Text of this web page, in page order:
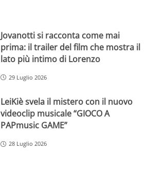
Jovanotti si racconta come mai
prima: il trailer del film che mostra il
lato più intimo di Lorenzo
29 Luglio 2026
LeiKiè svela il mistero con il nuovo
videoclip musicale “GIOCO A
PAPmusic GAME”
28 Luglio 2026